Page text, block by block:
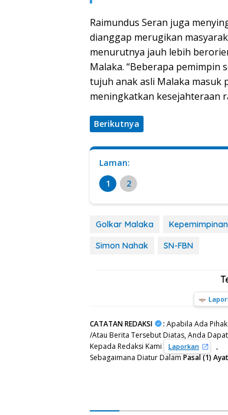
Raimundus Seran juga
dianggap merugikan
menurutnya jauh lebih
Malaka. “Beberapa
tujuh anak asli Malaka masuk
meningkatkan kesejahteraan
Berikutnya
Laman:
1
2
Golkar Malaka
Simon Nahak
SN-FBN
CATATAN REDAKSI : Apabila Ada
/Atau Berita Tersebut Diatas, Anda
Kepada Redaksi Kami
Laporkan
,
Sebagaimana Diatur DalamPasal (1)